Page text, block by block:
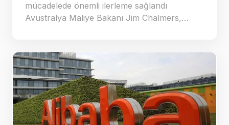
mücadelede önemli ilerleme sağlandı
Avustralya Maliye Bakanı Jim Chalmers,…